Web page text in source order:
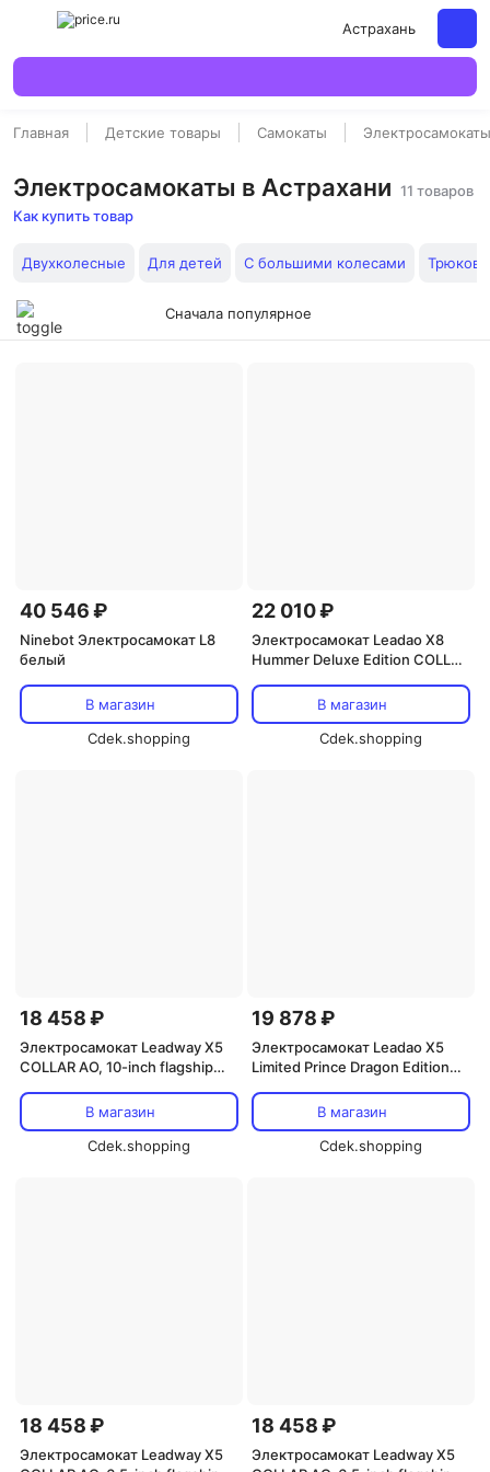
Астрахань
Главная Детские товары Самокаты Электросамокаты
Электросамокаты в Астрахани 11 товаров
Как купить товар
Двухколесные Для детей С большими колесами
Сначала популярное
40 546 ₽
Ninebot Электросамокат L8
белый
В магазин
Cdek.shopping
22 010 ₽
Электросамокат Leadao X8
Hummer Deluxe Edition COLLAR
Edition blackВ магазин
Cdek.shopping
18 458 ₽
Электросамокат Leadway X5
COLLAR AO, 10-inch flagship
В магазин
Cdek.shopping
19 878 ₽
Электросамокат Leadao X5
Limited Prince Dragon Edition
Yellow Trail Running Wheels
В магазин
Cdek.shopping
18 458 ₽
Электросамокат Leadway X5
18 458 ₽
Электросамокат Leadway X5